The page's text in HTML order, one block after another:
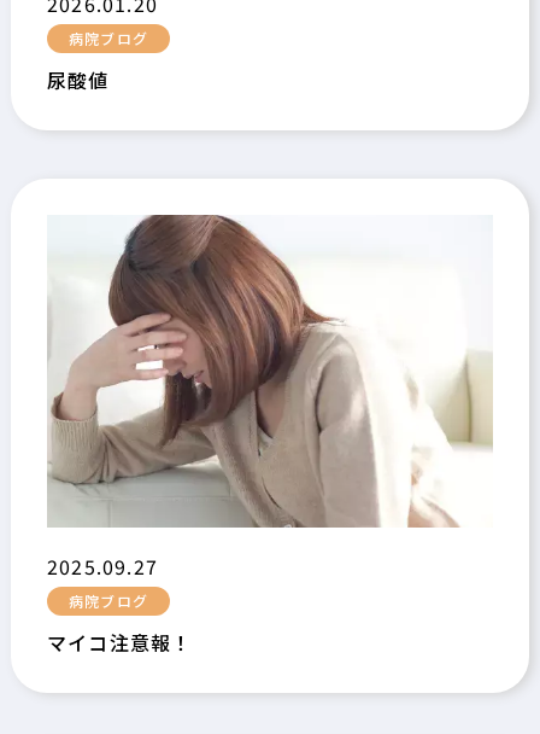
病院ブログ
尿酸値
2025.09.27
病院ブログ
マイコ注意報！